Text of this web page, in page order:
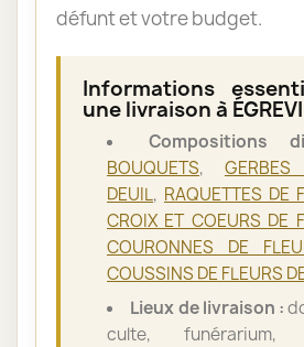
défunt et votre budget.
Informations
une livraison à
Compositions
BOUQUETS,
DEUIL, RAQUETTES DE
CROIX ET COEURS DE
COURONNES DE
COUSSINS DE FLEURS
Lieux de livraison :
culte, funérarium,